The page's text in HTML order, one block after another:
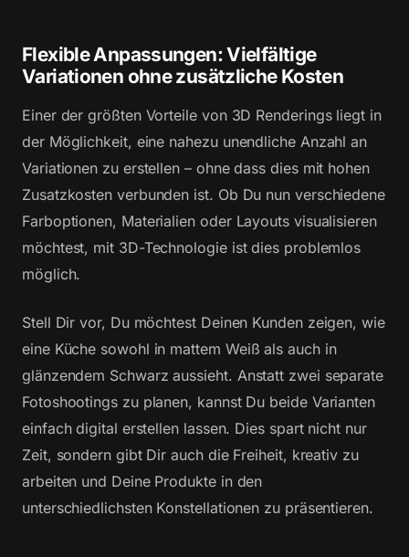
Flexible Anpassungen: Vielfältige
Variationen ohne zusätzliche Kosten
Einer der größten Vorteile von 3D Renderings liegt in
der Möglichkeit, eine nahezu unendliche Anzahl an
Variationen zu erstellen – ohne dass dies mit hohen
Zusatzkosten verbunden ist. Ob Du nun verschiedene
Farboptionen, Materialien oder Layouts visualisieren
möchtest, mit 3D-Technologie ist dies problemlos
möglich.
Stell Dir vor, Du möchtest Deinen Kunden zeigen, wie
eine Küche sowohl in mattem Weiß als auch in
glänzendem Schwarz aussieht. Anstatt zwei separate
Fotoshootings zu planen, kannst Du beide Varianten
einfach digital erstellen lassen. Dies spart nicht nur
Zeit, sondern gibt Dir auch die Freiheit, kreativ zu
arbeiten und Deine Produkte in den
unterschiedlichsten Konstellationen zu präsentieren.